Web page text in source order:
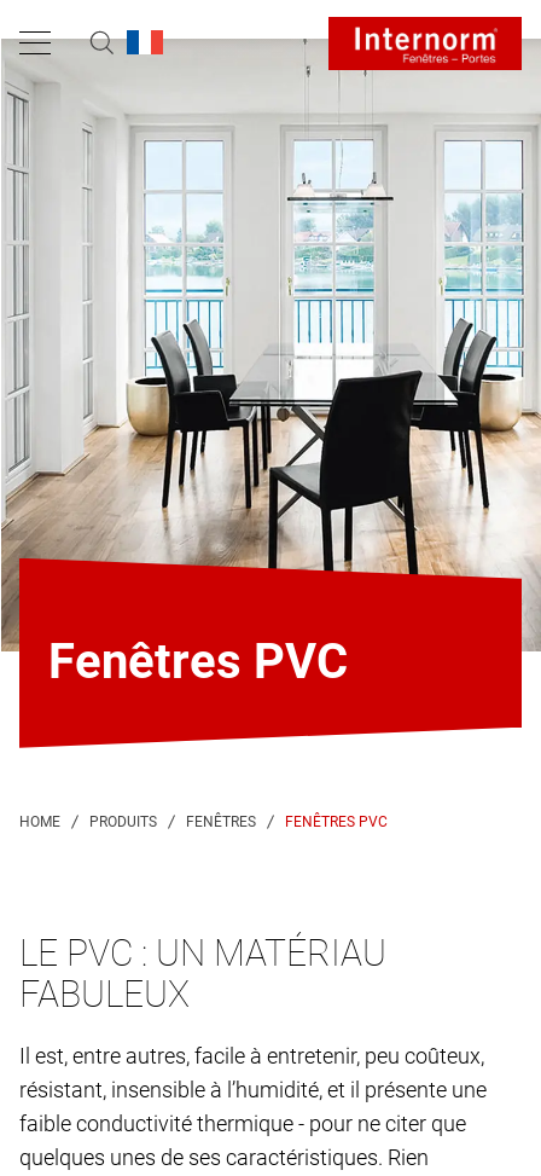
Fenêtres PVC
FENÊTRES PVC
LE PVC : UN MATÉRIAU
FABULEUX
Il est, entre autres, facile à entretenir, peu coûteux,
résistant, insensible à l’humidité, et il présente une
faible conductivité thermique - pour ne citer que
quelques unes de ses caractéristiques. Rien